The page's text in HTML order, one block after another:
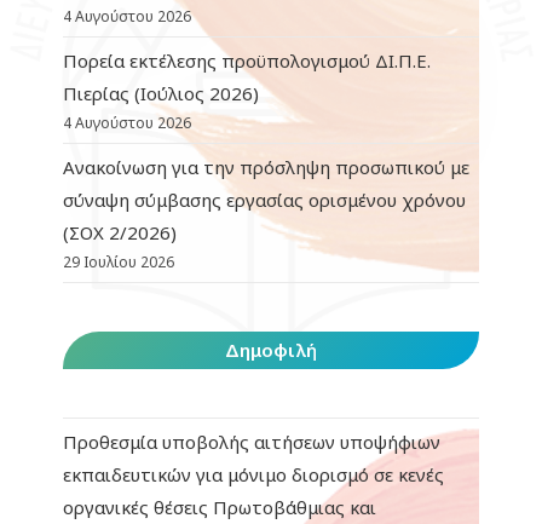
4 Αυγούστου 2026
Πορεία εκτέλεσης προϋπολογισμού ΔΙ.Π.Ε.
Πιερίας (Ιούλιος 2026)
4 Αυγούστου 2026
Ανακοίνωση για την πρόσληψη προσωπικού με
σύναψη σύμβασης εργασίας ορισμένου χρόνου
(ΣΟΧ 2/2026)
29 Ιουλίου 2026
Δημοφιλή
Προθεσμία υποβολής αιτήσεων υποψήφιων
εκπαιδευτικών για μόνιμο διορισμό σε κενές
οργανικές θέσεις Πρωτοβάθμιας και